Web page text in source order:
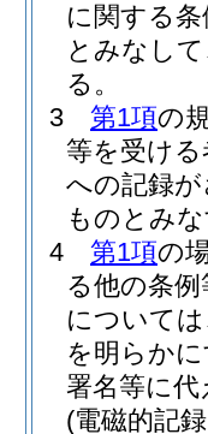
に関する
とみなし
る。
3
第1項の
等を受け
への記録
ものとみ
4
第1項の
る他の条
について
を明らか
署名等に
(電磁的記